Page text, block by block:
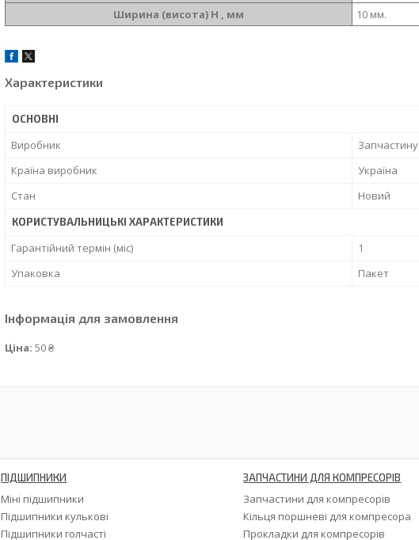
Ширина (висота) H , мм
10 мм.
Характеристики
ОСНОВНІ
Виробник
Запчастину
Країна виробник
Україна
Стан
Новий
КОРИСТУВАЛЬНИЦЬКІ ХАРАКТЕРИСТИКИ
Гарантійний термін (міс)
1
Упаковка
Пакет
Інформація для замовлення
Ціна: 50 ₴
ПІДШИПНИКИ
Міні підшипники
Підшипники кулькові
Підшипники голчасті
ЗАПЧАСТИНИ ДЛЯ КОМПРЕСОРІВ
Запчастини для компресорів
Кільця поршневі для компресора
Прокладки для компресорів